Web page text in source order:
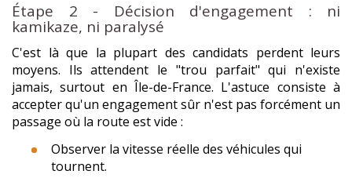
Étape 2 - Décision d'engagement : ni
kamikaze, ni paralysé
C'est là que la plupart des candidats perdent leurs
moyens. Ils attendent le "trou parfait" qui n'existe
jamais, surtout en Île-de-France. L'astuce consiste à
accepter qu'un engagement sûr n'est pas forcément un
passage où la route est vide :
Observer la vitesse réelle des véhicules qui
tournent.